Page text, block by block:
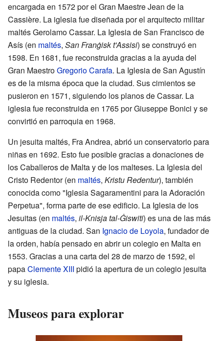
encargada en 1572 por el Gran Maestre Jean de la
Cassière. La iglesia fue diseñada por el arquitecto militar
maltés Gerolamo Cassar. La Iglesia de San Francisco de
Asís (en maltés, San Franġisk t'Assisi) se construyó en
1598. En 1681, fue reconstruida gracias a la ayuda del
Gran MaestroGregorio Carafa. La Iglesia de San Agustín
es de la misma época que la ciudad. Sus cimientos se
pusieron en 1571, siguiendo los planos de Cassar. La
iglesia fue reconstruida en 1765 por Giuseppe Bonici y se
convirtió en parroquia en 1968.
Un jesuita maltés, Fra Andrea, abrió un conservatorio para
niñas en 1692. Esto fue posible gracias a donaciones de
los Caballeros de Malta y de los malteses. La Iglesia del
Cristo Redentor (en maltés, Kristu Redentur), también
conocida como "Iglesia Sagaramentini para la Adoración
Perpetua", forma parte de ese edificio. La Iglesia de los
Jesuitas (en maltés, il-Knisja tal-Ġiswiti) es una de las más
antiguas de la ciudad. San Ignacio de Loyola, fundador de
la orden, había pensado en abrir un colegio en Malta en
1553. Gracias a una carta del 28 de marzo de 1592, el
papaClemente XIII pidió la apertura de un colegio jesuita
y su iglesia.
Museos para explorar